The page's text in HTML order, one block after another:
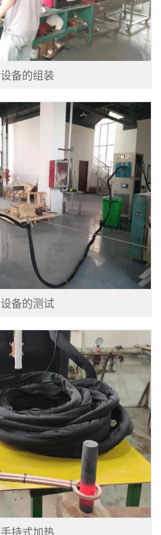
设备的组装
设备的测试
手持式加热